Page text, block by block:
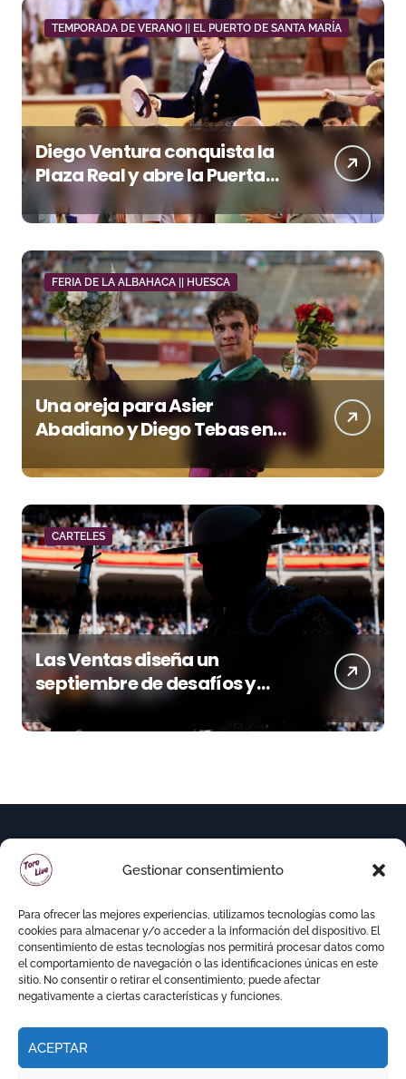
Gestionar consentimiento
Para ofrecer las mejores experiencias, utilizamos tecnologías como las
cookies para almacenar y/o acceder a la información del dispositivo. El
consentimiento de estas tecnologías nos permitirá procesar datos como
el comportamiento de navegación o las identificaciones únicas en este
sitio. No consentir o retirar el consentimiento, puede afectar
negativamente a ciertas características y funciones.
ACEPTAR
TEMPORADA DE VERANO || EL PUERTO DE SANTA MARÍA
Diego Ventura conquista la
Plaza Real y abre la Puerta
Grande en El Puerto
FERIA DE LA ALBAHACA || HUESCA
Una oreja para Asier
Abadiano y Diego Tebas en
una apertura de la Albahaca
marcada por el buen juego
de Los Maños
CARTELES
Las Ventas diseña un
septiembre de desafíos y
variedad ganadera